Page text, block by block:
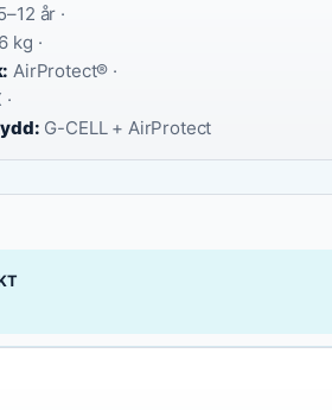
år ·
kg ·
AirProtect® ·
G-CELL + AirProtect